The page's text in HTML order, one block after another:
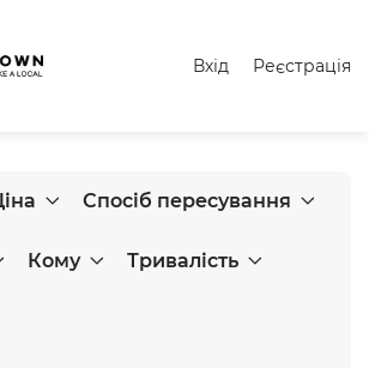
Вхід Реєстрація
Спосіб пересування
Кому Тривалість